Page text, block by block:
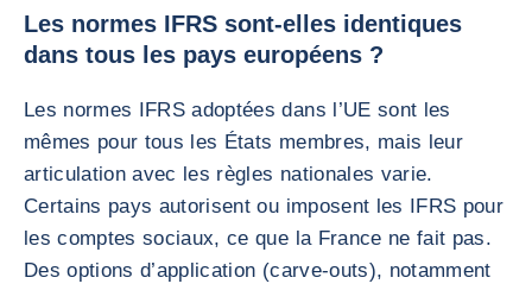
Les normes IFRS sont-elles identiques
dans tous les pays européens ?
Les normes IFRS adoptées dans l’UE sont les
mêmes pour tous les États membres, mais leur
articulation avec les règles nationales varie.
Certains pays autorisent ou imposent les IFRS pour
les comptes sociaux, ce que la France ne fait pas.
Des options d’application (carve-outs), notamment